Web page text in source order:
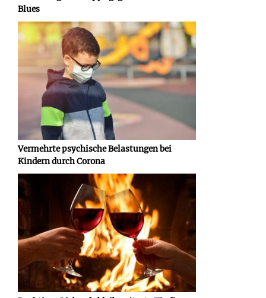
Blues
Vermehrte psychische Belastungen bei
Kindern durch Corona